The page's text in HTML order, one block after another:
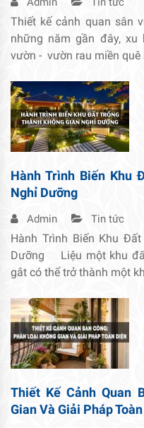
Thiết kế cảnh quan sân
những năm gần đây, xu
vườn - vườn rau miền quê
Hành Trình Biến Khu
Nghỉ Dưỡng
Admin Tin tức
Hành Trình Biến Khu
Dưỡng Liệu một khu
gắt có thể trở thành một
Thiết Kế Cảnh Quan
Gian Và Giải Pháp